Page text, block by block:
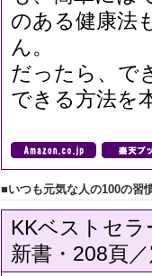
のある健康法
ん。
だったら、で
できる方法を
■いつも元気な人の100の習
KKベストセラ
新書・208頁